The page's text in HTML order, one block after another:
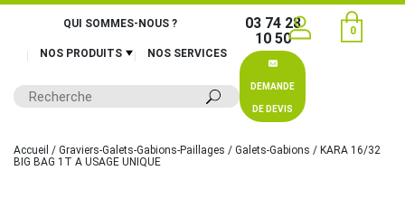
QUI SOMMES-NOUS ?
NOS PRODUITS NOS SERVICES
03 74 28
10 50
DEMANDE
DE DEVIS
0
Accueil / Graviers-Galets-Gabions-Paillages / Galets-Gabions / KARA 16/32
BIG BAG 1T A USAGE UNIQUE